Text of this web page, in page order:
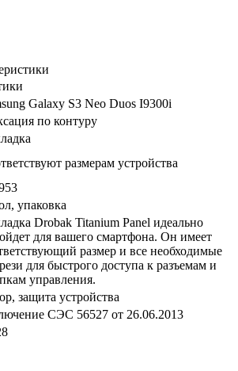
Galaxy S3 Neo Duos I9300i
по контуру
размерам устройства
упаковка
Drobak Titanium Panel идеально
для вашего смартфона. Он имеет
размер и все необходимые
для быстрого доступа к разъемам и
управления.
защита устройства
СЭС 56527 от 26.06.2013